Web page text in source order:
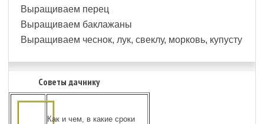
Выращиваем перец
Выращиваем баклажаны
Выращиваем чеснок, лук, свеклу, морковь, купусту
Советы дачнику
Как и чем, в какие сроки